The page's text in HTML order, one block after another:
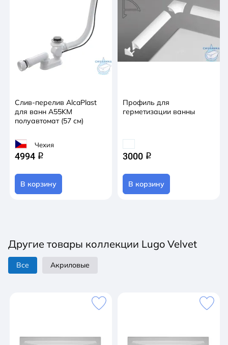
Слив-перелив AlcaPlast
для ванн A55KM
полуавтомат (57 см)
Чехия
4994 q
В корзину
Профиль для
герметизации ванны
3000 q
В корзину
Другие товары коллекции Lugo Velvet
Все Акриловые